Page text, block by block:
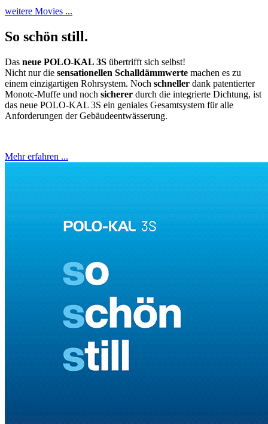
weitere Movies ...
So schön still.
Das neue POLO-KAL 3S übertrifft sich selbst!
Nicht nur die sensationellen Schalldämmwerte machen es zu
einem einzigartigen Rohrsystem. Noch schneller dank patentierter
Monotc-Muffe und noch sicherer durch die integrierte Dichtung, ist
das neue POLO-KAL 3S ein geniales Gesamtsystem für alle
Anforderungen der Gebäudeentwässerung.
Mehr erfahren ...